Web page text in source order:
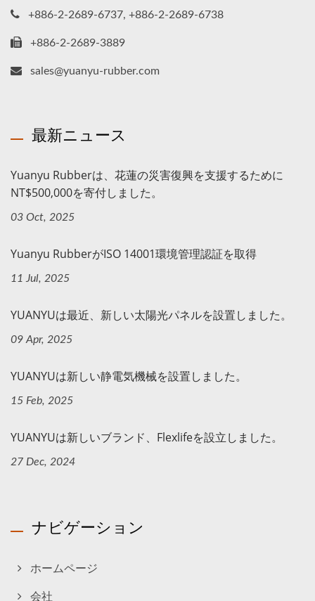
+886-2-2689-6737, +886-2-2689-6738
+886-2-2689-3889
sales@yuanyu-rubber.com
最新ニュース
Yuanyu Rubberは、花蓮の災害復興を支援するために
NT$500,000を寄付しました。
03 Oct, 2025
Yuanyu RubberがISO 14001環境管理認証を取得
11 Jul, 2025
YUANYUは最近、新しい太陽光パネルを設置しました。
09 Apr, 2025
YUANYUは新しい静電気機械を設置しました。
15 Feb, 2025
YUANYUは新しいブランド、Flexlifeを設立しました。
27 Dec, 2024
ナビゲーション
ホームページ
会社